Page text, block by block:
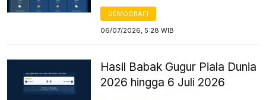
DEMOGRAFI
06/07/2026, 5:28 WIB
Hasil Babak Gugur Piala Dunia
2026 hingga 6 Juli 2026